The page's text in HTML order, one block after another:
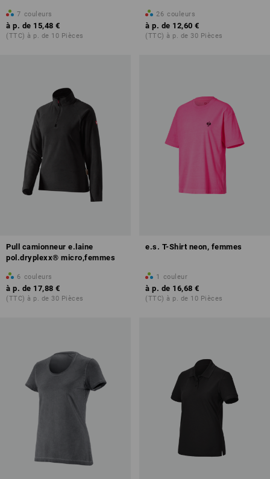
7 couleurs
à p. de 15,48 €
(TTC) à p. de 10 Pièces
26 couleurs
à p. de 12,60 €
(TTC) à p. de 30 Pièces
Pull camionneur e.laine
pol.dryplexx® micro,femmes
6 couleurs
à p. de 17,88 €
(TTC) à p. de 30 Pièces
e.s. T-Shirt neon, femmes
1 couleur
à p. de 16,68 €
(TTC) à p. de 10 Pièces